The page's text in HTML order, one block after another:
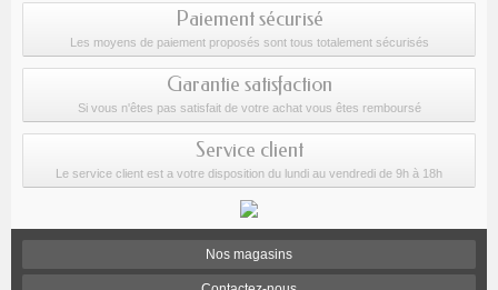
Paiement sécurisé
Les moyens de paiement proposés sont tous totalement sécurisés
Garantie satisfaction
Si vous n'êtes pas satisfait de votre achat vous êtes remboursé
Service client
Le service client est a votre disposition du lundi au vendredi de 9h à 18h
Nos magasins